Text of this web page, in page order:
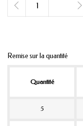
Remise sur la quantité
Quantité
5